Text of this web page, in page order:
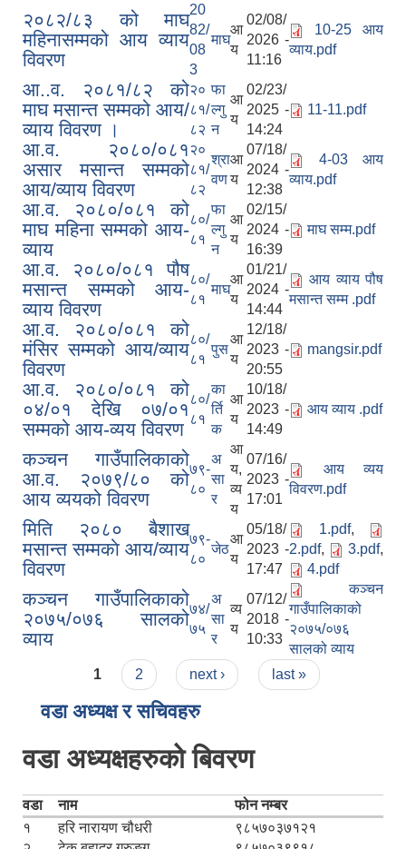
२०८२/८३ को माघ
महिनासम्मको आय व्याय
विवरण
20
82/
08
3
माघ
आ
य
02/08/
2026 -
11:16
10-25 आय
व्याय.pdf
आ..व. २०८१/८२ को
माघ मसान्त सम्मको आय/
व्याय विवरण ।
२०
८१/
८२
फा
ल्गु
न
आ
य
02/23/
2025 -
14:24
11-11.pdf
आ.व. २०८०/०८१
असार मसान्त सम्मको
आय/व्याय विवरण
२०
८१/
८२
श्रा
वण
आ
य
07/18/
2024 -
12:38
4-03 आय
व्याय.pdf
आ.व. २०८०/०८१ को
माघ महिना सम्मको आय-
व्याय
८०/
८१
फा
ल्गु
न
आ
य
02/15/
2024 -
16:39
माघ सम्म.pdf
आ.व. २०८०/०८१ पौष
मसान्त सम्मको आय-
व्याय विवरण
८०/
८१
माघ
आ
य
01/21/
2024 -
14:44
आय व्याय पौष
मसान्त सम्म .pdf
आ.व. २०८०/०८१ को
मंसिर सम्मको आय/व्याय
विवरण
८०/
८१
पुस
आ
य
12/18/
2023 -
20:55
mangsir.pdf
आ.व. २०८०/०८१ को
०४/०१ देखि ०७/०१
सम्मको आय-व्यय विवरण
८०/
८१
का
र्ति
क
आ
य
10/18/
2023 -
14:49
आय व्याय .pdf
कञ्‍चन गाउँपालिकाको
आ.व. २०७९/८० को
आय व्ययको विवरण
७९-
८०
अ
सा
र
आ
य,
व्य
य
07/16/
2023 -
17:01
आय व्यय
विवरण.pdf
मिति २०८० बैशाख
मसान्त सम्मकाे आय/व्याय
विवरण
७९-
८०
जेठ
आ
य
05/18/
2023 -
17:47
1.pdf,
2.pdf, 3.pdf,
4.pdf
कञ्चन गाउँपालिकाको
२०७५/०७६ सालको
व्याय
७४/
७५
अ
सा
र
व्य
य
07/12/
2018 -
10:33
कञ्चन
गाउँपालिकाको
२०७५/०७६
सालको व्याय
Pages
1 2 next › last »
वडा अध्यक्ष र सचिवहरु
वडा अध्यक्षहरुको बिवरण
वडा नाम
फोन नम्बर
१
हरि नारायण चौधरी
९८५७०३७१२१